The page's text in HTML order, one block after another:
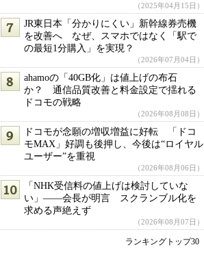
（2025年04月15日）
JR東日本「分かりにくい」新幹線券売機
を改善へ なぜ、スマホではなく「駅で
の最短1分購入」を実現？
（2026年07月04日）
ahamoの「40GB化」は値上げの布石
か？ 通信品質改善と料金設定で揺れる
ドコモの戦略
（2026年08月08日）
ドコモが念願の増収増益に好転 「ドコ
モMAX」好調も後押し、今後は“ロイヤル
ユーザー”を重視
（2026年08月06日）
「NHK受信料の値上げは検討していな
い」――会長が明言 スクランブル化を
求める声絶えず
（2026年08月07日）
ランキングトップ30